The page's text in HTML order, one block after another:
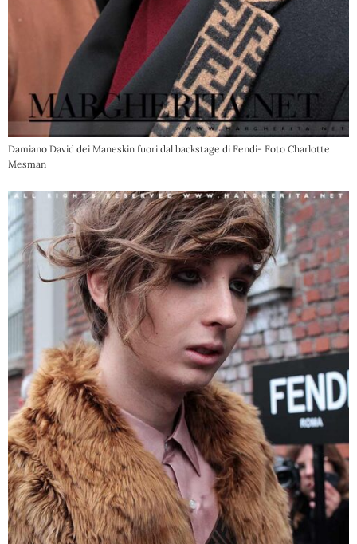
Damiano David dei Maneskin fuori dal backstage di Fendi- Foto Charlotte
Mesman